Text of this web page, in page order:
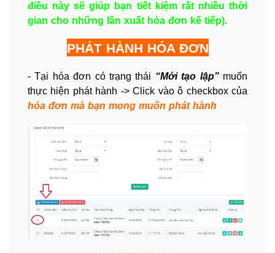
điều này sẽ giúp bạn tiết kiệm rất nhiều thời
gian cho những lần xuất hóa đơn kế tiếp).
PHÁT HÀNH HÓA ĐƠN
- Tại hóa đơn có trạng thái “Mới tạo lập”muốn
thực hiện phát hành -> Click vào ô checkbox của
hóa đơn mà bạn mong muốn phát hành